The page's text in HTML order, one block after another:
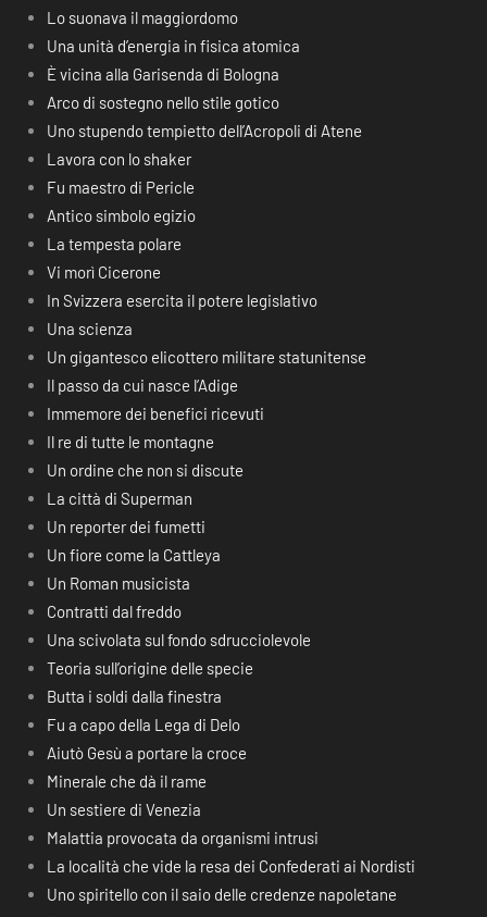
Lo suonava il maggiordomo
Una unità d’energia in fisica atomica
È vicina alla Garisenda di Bologna
Arco di sostegno nello stile gotico
Uno stupendo tempietto dell’Acropoli di Atene
Lavora con lo shaker
Fu maestro di Pericle
Antico simbolo egizio
La tempesta polare
Vi morì Cicerone
In Svizzera esercita il potere legislativo
Una scienza
Un gigantesco elicottero militare statunitense
Il passo da cui nasce l’Adige
Immemore dei benefici ricevuti
Il re di tutte le montagne
Un ordine che non si discute
La città di Superman
Un reporter dei fumetti
Un fiore come la Cattleya
Un Roman musicista
Contratti dal freddo
Una scivolata sul fondo sdrucciolevole
Teoria sull’origine delle specie
Butta i soldi dalla finestra
Fu a capo della Lega di Delo
Aiutò Gesù a portare la croce
Minerale che dà il rame
Un sestiere di Venezia
Malattia provocata da organismi intrusi
La località che vide la resa dei Confederati ai Nordisti
Uno spiritello con il saio delle credenze napoletane